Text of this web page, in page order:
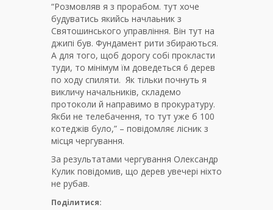
“Розмовляв я з прорабом. тут хоче
будуватись якийсь начлаьник з
Святошинського управління. Він тут на
джипі був. Фундамент рити збираються.
А для того, щоб дорогу собі прокласти
туди, то мінімум їм доведеться 6 дерев
по ходу спиляти. Як тільки почнуть я
викличу начальників, складемо
протоколи й направимо в прокуратуру.
Якби не телебачення, то тут уже б 100
котеджів було,” – повідомляє лісник з
місця чергування.
За результатами чергування Олександр
Кулик повідомив, що дерев увечері ніхто
не рубав.
Поділитися: